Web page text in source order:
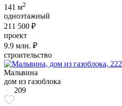
141 м2
одноэтажный
211 500 ₽
проект
9.9 млн. ₽
строительство
Мальвина
дом из газоблока
209